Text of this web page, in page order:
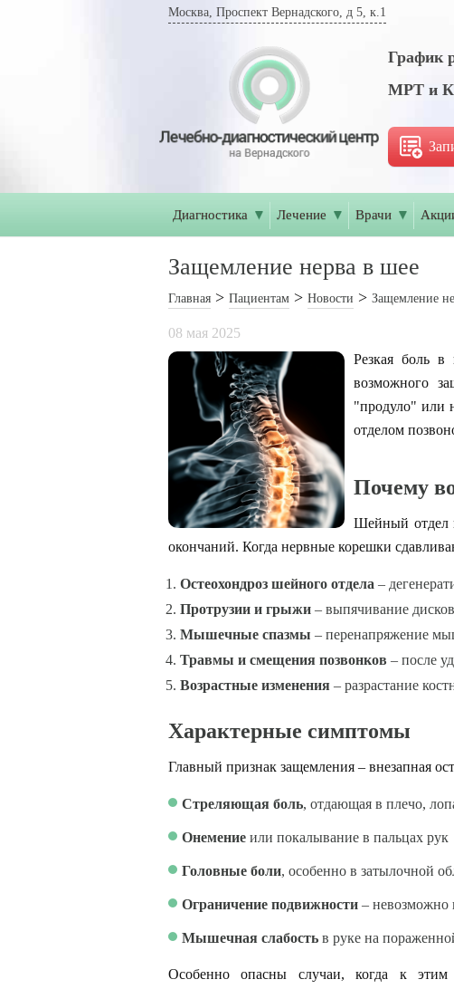
Москва, Проспект Вернадского, д 5, к.1
График
МРТ и
Диагностика ▼ Лечение ▼ Врачи ▼
Защемление нерва в шее
Главная Пациентам Новости Защемление
08 мая 2025
Резкая боль в
возможного
"продуло" или
отделом
Почему
Шейный отдел
окончаний. Когда нервные корешки
Остеохондроз шейного отдела –
Протрузии и грыжи – выпячивание
Мышечные спазмы – перенапряжение
Травмы и смещения позвонков – после
Возрастные изменения – разрастание
Характерные симптомы
Главный признак защемления – внезапная
Стреляющая боль, отдающая в плечо,
Онемение или покалывание в пальцах рук
Головные боли, особенно в затылочной
Ограничение подвижности – невозможно
Мышечная слабость в руке на
Особенно опасны случаи, когда к